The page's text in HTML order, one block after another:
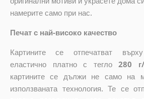
намерите само при нас.
Печат с най-високо качество
Картините се отпечатват върху
еластично платно с тегло280
картините се дължи не само на
използваната технология. Те се